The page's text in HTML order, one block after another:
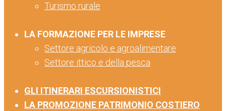
Turismo rurale
LA FORMAZIONE PER LE IMPRESE
Settore agricolo e agroalimentare
Settore ittico e della pesca
GLI ITINERARI ESCURSIONISTICI
LA PROMOZIONE PATRIMONIO COSTIERO